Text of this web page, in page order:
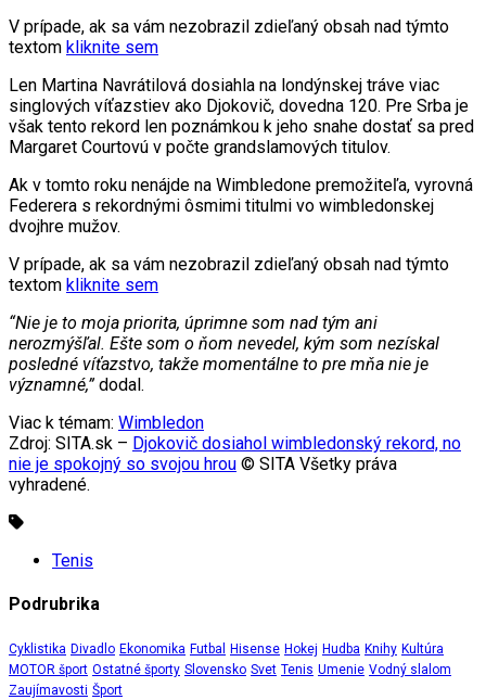
V prípade, ak sa vám nezobrazil zdieľaný obsah nad týmto
textom kliknite sem
Len Martina Navrátilová dosiahla na londýnskej tráve viac
singlových víťazstiev ako Djokovič, dovedna 120. Pre Srba je
však tento rekord len poznámkou k jeho snahe dostať sa pred
Margaret Courtovú v počte grandslamových titulov.
Ak v tomto roku nenájde na Wimbledone premožiteľa, vyrovná
Federera s rekordnými ôsmimi titulmi vo wimbledonskej
dvojhre mužov.
V prípade, ak sa vám nezobrazil zdieľaný obsah nad týmto
textom kliknite sem
“Nie je to moja priorita, úprimne som nad tým ani
nerozmýšľal. Ešte som o ňom nevedel, kým som nezískal
posledné víťazstvo, takže momentálne to pre mňa nie je
významné,”dodal.
Viac k témam: Wimbledon
Zdroj: SITA.sk – Djokovič dosiahol wimbledonský rekord, no
nie je spokojný so svojou hrou © SITA Všetky práva
vyhradené.
Tenis
Podrubrika
Cyklistika Divadlo Ekonomika Futbal Hisense Hokej Hudba Knihy Kultúra
MOTOR šport Ostatné športy Slovensko Svet Tenis Umenie Vodný slalom
Zaujímavosti Šport